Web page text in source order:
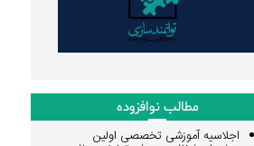
مطالب نوافزوده
اجلاسیه آموزشی تخصصی اولین